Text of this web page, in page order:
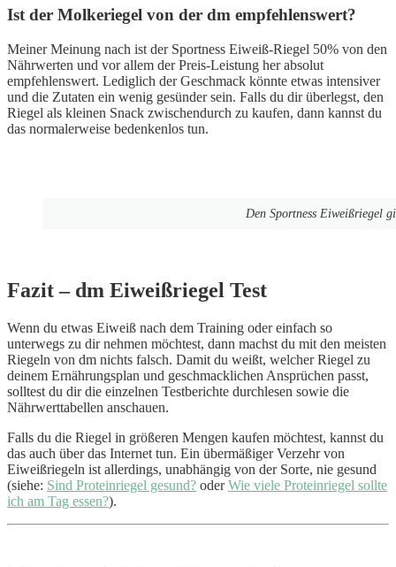
Ist der Molkeriegel von der dm empfehlenswert?
Meiner Meinung nach ist der Sportness Eiweiß-Riegel 50% von den
Nährwerten und vor allem der Preis-Leistung her absolut
empfehlenswert. Lediglich der Geschmack könnte etwas intensiver
und die Zutaten ein wenig gesünder sein. Falls du dir überlegst, den
Riegel als kleinen Snack zwischendurch zu kaufen, dann kannst du
das normalerweise bedenkenlos tun.
Den Sportness Eiweißriegel
Fazit – dm Eiweißriegel Test
Wenn du etwas Eiweiß nach dem Training oder einfach so
unterwegs zu dir nehmen möchtest, dann machst du mit den meisten
Riegeln von dm nichts falsch. Damit du weißt, welcher Riegel zu
deinem Ernährungsplan und geschmacklichen Ansprüchen passt,
solltest du dir die einzelnen Testberichte durchlesen sowie die
Nährwerttabellen anschauen.
Falls du die Riegel in größeren Mengen kaufen möchtest, kannst du
das auch über das Internet tun. Ein übermäßiger Verzehr von
Eiweißriegeln ist allerdings, unabhängig von der Sorte, nie gesund
(siehe: Sind Proteinriegel gesund? oderWie viele Proteinriegel sollte
ich am Tag essen?).